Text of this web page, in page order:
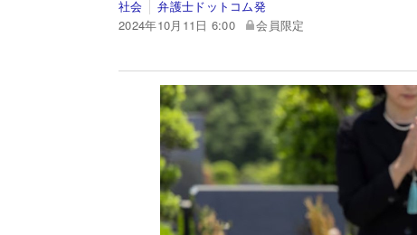
社会
弁護士ドットコム発
2024年10月11日 6:00
会員限定